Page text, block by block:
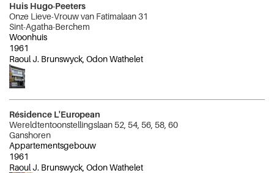
Huis Hugo-Peeters
Onze Lieve-Vrouw van Fatimalaan 31
Sint-Agatha-Berchem
Woonhuis
1961
Raoul J. Brunswyck, Odon Wathelet
Résidence L'European
Wereldtentoonstellingslaan 52, 54, 56, 58, 60
Ganshoren
Appartementsgebouw
1961
Raoul J. Brunswyck, Odon Wathelet